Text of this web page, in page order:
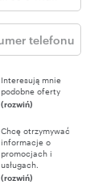
Interesują mnie
podobne oferty
(rozwiń)
Chcę otrzymywać
informacje o
promocjach i
usługach.
(rozwiń)